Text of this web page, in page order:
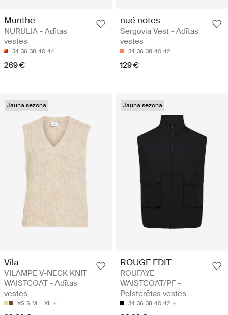
Munthe
NURULIA - Adītas
vestes
34 36 38 40 44
269 €
nué notes
Sergovia Vest - Adītas
vestes
34 36 38 40 42
129 €
Jauna sezona
Vila
VILAMPE V-NECK KNIT
WAISTCOAT - Adītas
vestes
XS S M L XL
Jauna sezona
ROUGE EDIT
ROUFAYE
WAISTCOAT/PF -
Polsterētas vestes
34 36 38 40 42